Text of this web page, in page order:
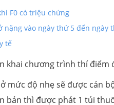
F0 có triệu chứng
vào ngày thứ 5 đến ngày
tế
khai chương trình thí
mức độ nhẹ sẽ được cán
bản thì được phát 1 túi